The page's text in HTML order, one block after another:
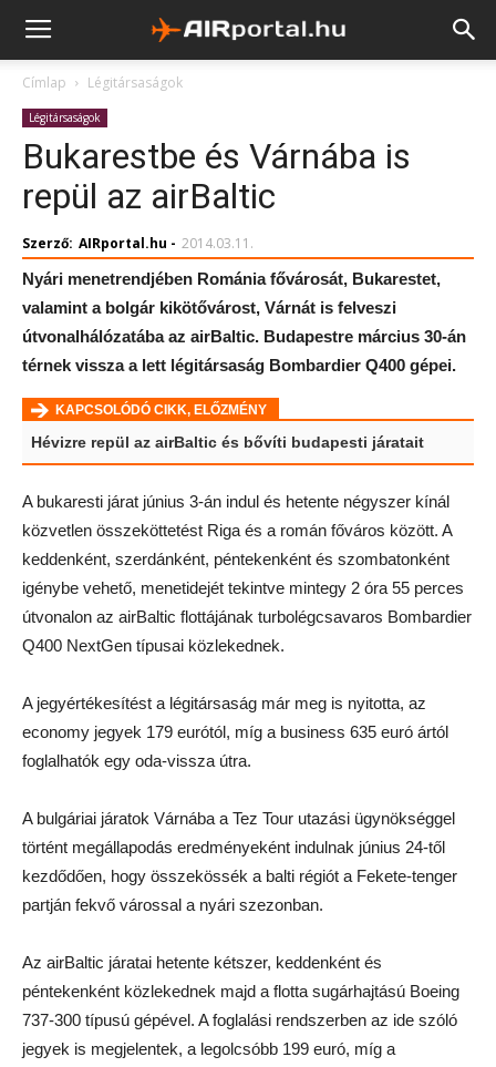
Címlap Légitársaságok
Légitársaságok
Bukarestbe és Várnába is
repül az airBaltic
Szerző: AIRportal.hu - 2014.03.11.
Nyári menetrendjében Románia fővárosát, Bukarestet,
valamint a bolgár kikötővárost, Várnát is felveszi
útvonalhálózatába az airBaltic. Budapestre március 30-án
térnek vissza a lett légitársaság Bombardier Q400 gépei.
KAPCSOLÓDÓ CIKK, ELŐZMÉNY
Hévizre repül az airBaltic és bővíti budapesti járatait
A bukaresti járat június 3-án indul és hetente négyszer kínál
közvetlen összeköttetést Riga és a román főváros között. A
keddenként, szerdánként, péntekenként és szombatonként
igénybe vehető, menetidejét tekintve mintegy 2 óra 55 perces
útvonalon az airBaltic flottájának turbolégcsavaros Bombardier
Q400 NextGen típusai közlekednek.
A jegyértékesítést a légitársaság már meg is nyitotta, az
economy jegyek 179 eurótól, míg a business 635 euró ártól
foglalhatók egy oda-vissza útra.
A bulgáriai járatok Várnába a Tez Tour utazási ügynökséggel
történt megállapodás eredményeként indulnak június 24-től
kezdődően, hogy összekössék a balti régiót a Fekete-tenger
partján fekvő várossal a nyári szezonban.
Az airBaltic járatai hetente kétszer, keddenként és
péntekenként közlekednek majd a flotta sugárhajtású Boeing
737-300 típusú gépével. A foglalási rendszerben az ide szóló
jegyek is megjelentek, a legolcsóbb 199 euró, míg a